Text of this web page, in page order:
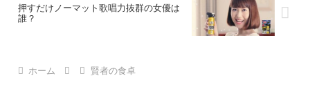
押すだけノーマット歌唱力抜群の女優は
誰？
ホーム 賢者の食卓